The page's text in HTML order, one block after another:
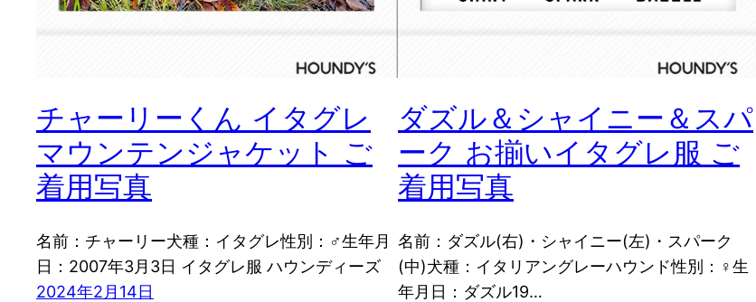
チャーリーくん イタグレ
マウンテンジャケット ご
着用写真
名前：チャーリー犬種：イタグレ性別：♂生年月
日：2007年3月3日 イタグレ服 ハウンディーズ
2024年2月14日
ダズル＆シャイニー＆スパ
ーク お揃いイタグレ服 ご
着用写真
名前：ダズル(右)・シャイニー(左)・スパーク
(中)犬種：イタリアングレーハウンド性別：♀生
年月日：ダズル19…